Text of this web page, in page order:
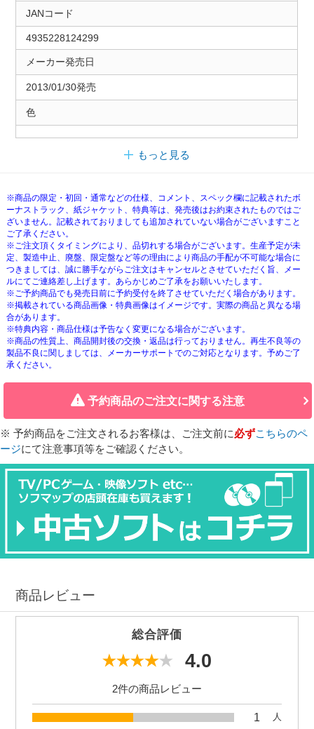
JANコード
4935228124299
メーカー発売日
2013/01/30発売
色
もっと見る
※商品の限定・初回・通常などの仕様、コメント、スペック欄に記載されたボ
ーナストラック、紙ジャケット、特典等は、発売後はお約束されたものではご
ざいません。記載されておりましても追加されていない場合がございますこと
ご了承ください。
※ご注文頂くタイミングにより、品切れする場合がございます。生産予定が未
定、製造中止、廃盤、限定盤など等の理由により商品の手配が不可能な場合に
つきましては、誠に勝手ながらご注文はキャンセルとさせていただく旨、メー
ルにてご連絡差し上げます。あらかじめご了承をお願いいたします。
※ご予約商品でも発売日前に予約受付を終了させていただく場合があります。
※掲載されている商品画像・特典画像はイメージです。実際の商品と異なる場
合があります。
※特典内容・商品仕様は予告なく変更になる場合がございます。
※商品の性質上、商品開封後の交換・返品は行っておりません。再生不良等の
製品不良に関しましては、メーカーサポートでのご対応となります。予めご了
承ください。
予約商品のご注文に関する注意
※ 予約商品をご注文されるお客様は、ご注文前に必ずこちらのペ
ージにて注意事項等をご確認ください。
商品レビュー
総合評価
4.0
2件の商品レビュー
1 人